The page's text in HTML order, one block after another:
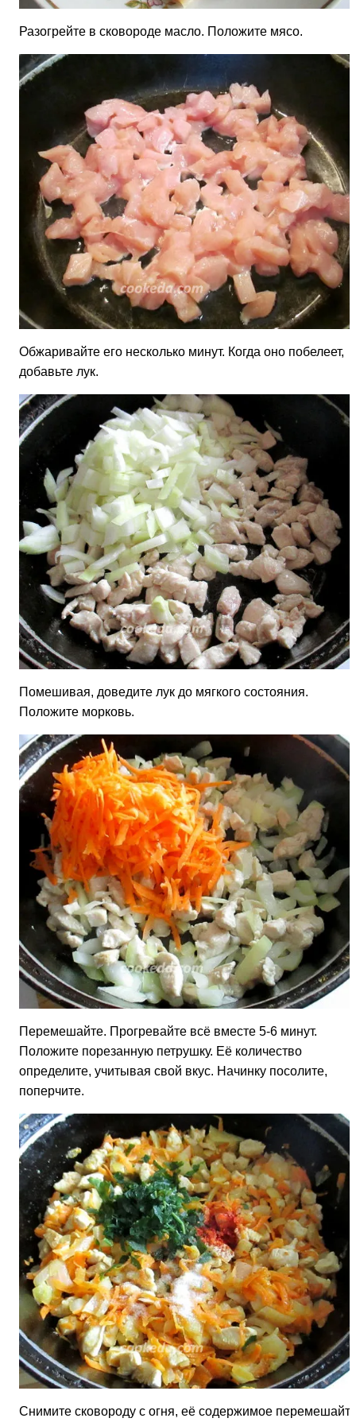
Разогрейте в сковороде масло. Положите мясо.
Обжаривайте его несколько минут. Когда оно побелеет,
добавьте лук.
Помешивая, доведите лук до мягкого состояния.
Положите морковь.
Перемешайте. Прогревайте всё вместе 5-6 минут.
Положите порезанную петрушку. Её количество
определите, учитывая свой вкус. Начинку посолите,
поперчите.
Снимите сковороду с огня, её содержимое